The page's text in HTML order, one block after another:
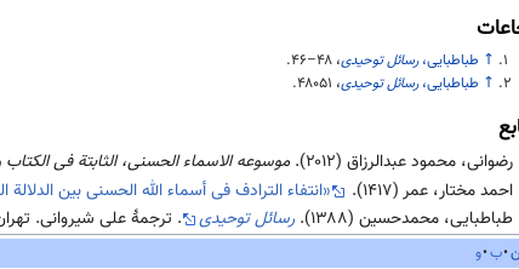
↑ طباطبایی،رسائل توحیدی،۴۶–۴۸.
↑ طباطبایی،رسائل توحیدی، ۴۸۰۵۱.
رضوانی، محمود عبدالرزاق (۲۰۱۲).موسوعه الاسماء الحسنی، الثابتة فی الکتاب
احمد مختار، عمر (۱۴۱۷). «انتفاء الترادف فی أسماء الله الحسنی بین الدلالة
طباطبایی، محمدحسین (۱۳۸۸).رسائل توحیدی . ترجمهٔ علی شیروانی.
ن ب و